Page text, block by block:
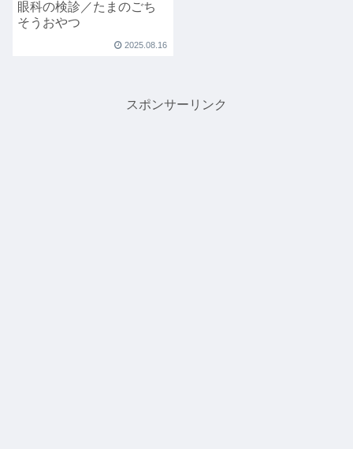
眼科の検診／たまのごち
そうおやつ
2025.08.16
スポンサーリンク